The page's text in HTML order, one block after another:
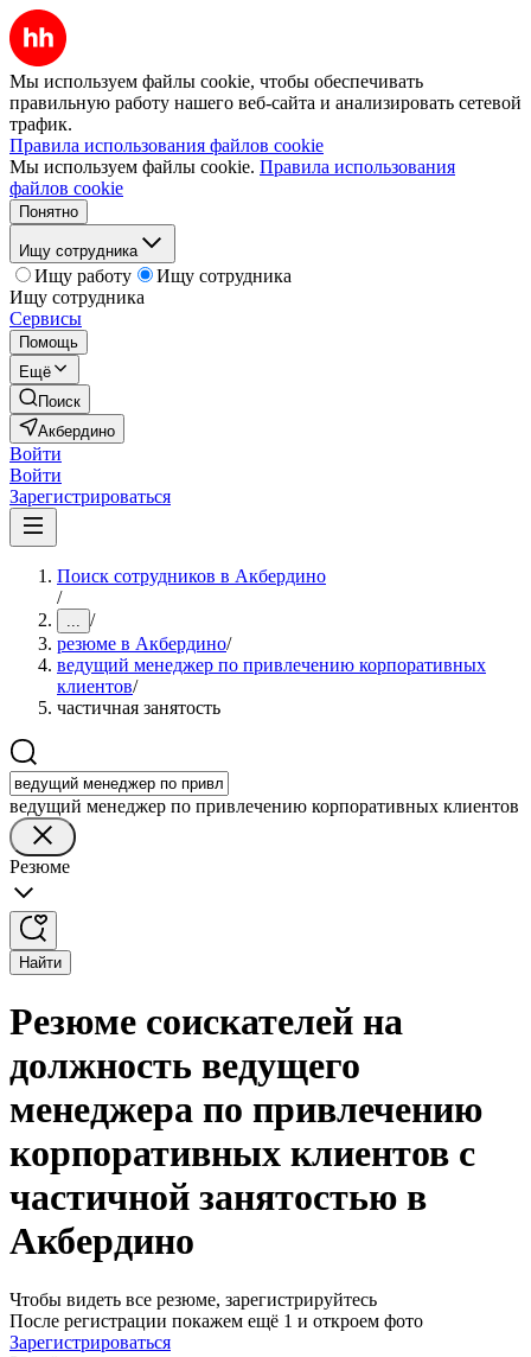
Мы используем файлы cookie, чтобы обеспечивать
правильную работу нашего веб-сайта и анализировать сетевой
трафик.
Правила использования файлов cookie
Мы используем файлы cookie. Правила использования
файлов cookie
Понятно
Ищу сотрудника
Ищу работу
Ищу сотрудника
Ищу сотрудника
Сервисы
Помощь
Ещё
Поиск
Акбердино
Войти
Войти
Зарегистрироваться
Поиск сотрудников в Акбердино
/
... /
резюме в Акбердино/
ведущий менеджер по привлечению корпоративных
клиентов/
частичная занятость
ведущий менеджер по привлечению корпоративных клиентов
Резюме
Найти
Резюме соискателей на
должность ведущего
менеджера по привлечению
корпоративных клиентов с
частичной занятостью в
Акбердино
Чтобы видеть все резюме, зарегистрируйтесь
После регистрации покажем ещё 1 и откроем фото
Зарегистрироваться